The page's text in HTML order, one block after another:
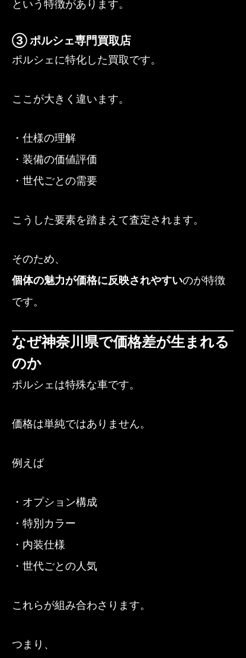
という特徴があります。
③ ポルシェ専門買取店
ポルシェに特化した買取です。
ここが大きく違います。
・仕様の理解
・装備の価値評価
・世代ごとの需要
こうした要素を踏まえて査定されます。
そのため、
個体の魅力が価格に反映されやすいのが特徴
です。
なぜ神奈川県で価格差が生まれる
のか
ポルシェは特殊な車です。
価格は単純ではありません。
例えば
・オプション構成
・特別カラー
・内装仕様
・世代ごとの人気
これらが組み合わさります。
つまり、